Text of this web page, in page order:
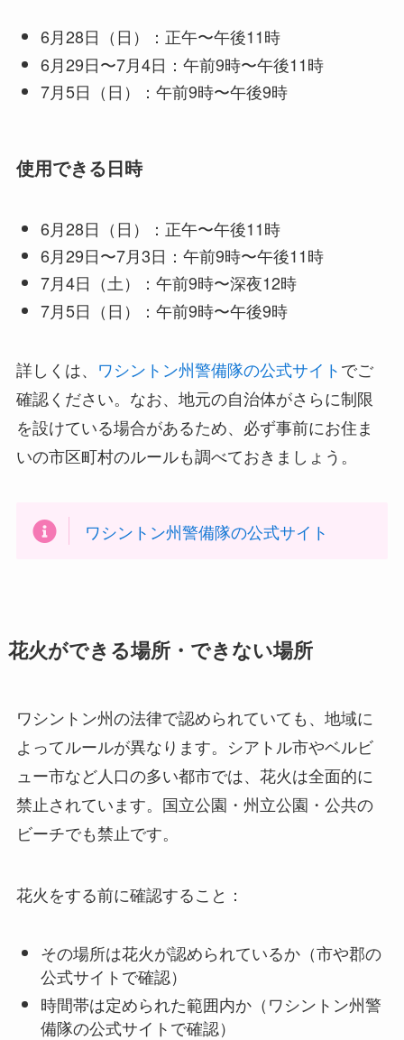
6月28日（日）：正午〜午後11時
6月29日〜7月4日：午前9時〜午後11時
7月5日（日）：午前9時〜午後9時
使用できる日時
6月28日（日）：正午〜午後11時
6月29日〜7月3日：午前9時〜午後11時
7月4日（土）：午前9時〜深夜12時
7月5日（日）：午前9時〜午後9時
詳しくは、 ワシントン州警備隊の公式サイトでご
確認ください。なお、地元の自治体がさらに制限
を設けている場合があるため、必ず事前にお住ま
いの市区町村のルールも調べておきましょう。
ワシントン州警備隊の公式サイト
花火ができる場所・できない場所
ワシントン州の法律で認められていても、地域に
よってルールが異なります。シアトル市やベルビ
ュー市など人口の多い都市では、花火は全面的に
禁止されています。国立公園・州立公園・公共の
ビーチでも禁止です。
花火をする前に確認すること：
その場所は花火が認められているか（市や郡の
公式サイトで確認）
時間帯は定められた範囲内か（ワシントン州警
備隊の公式サイトで確認）